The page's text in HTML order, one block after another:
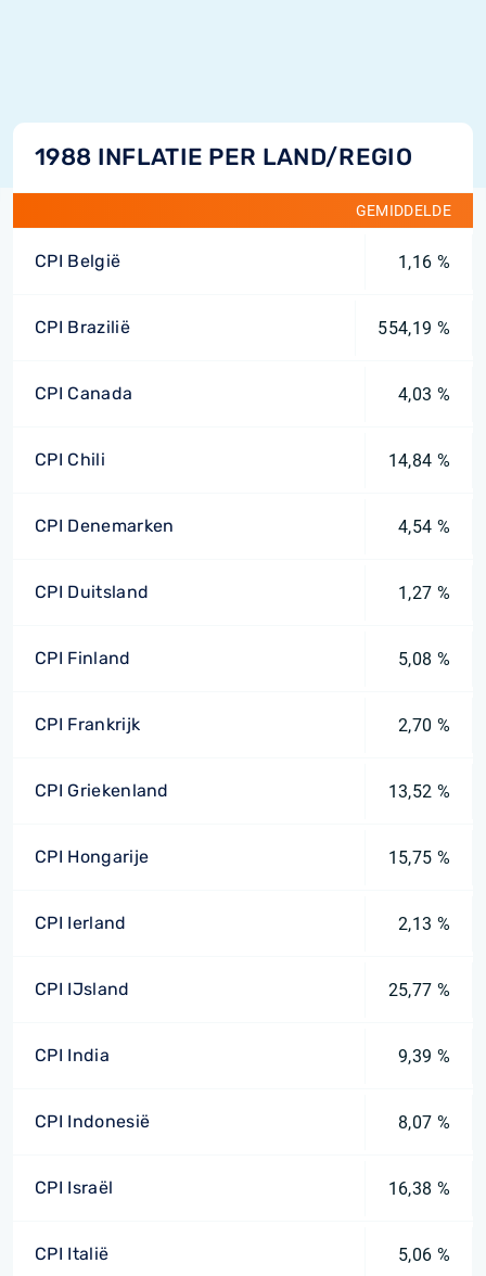
1988 INFLATIE PER LAND/REGIO
GEMIDDELDE
CPI België 1,16 %
CPI Brazilië 554,19 %
CPI Canada 4,03 %
CPI Chili 14,84 %
CPI Denemarken 4,54 %
CPI Duitsland 1,27 %
CPI Finland 5,08 %
CPI Frankrijk 2,70 %
CPI Griekenland 13,52 %
CPI Hongarije 15,75 %
CPI Ierland 2,13 %
CPI IJsland 25,77 %
CPI India 9,39 %
CPI Indonesië 8,07 %
CPI Israël 16,38 %
CPI Italië 5,06 %